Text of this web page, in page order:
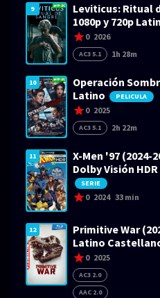
9
Leviticus: Ritual
1080p y 720p
0 2026
AC3 5.1 1h 28m
10
Operación
Latino
PELICULA
0 2025
AC3 5.1 2h 22m
11
X-Men '97 (2024-
Dolby Visión
SERIE
0 2024 33 min
12
Primitive War
Latino
0 2025
AC3 2.0
AAC 2.0